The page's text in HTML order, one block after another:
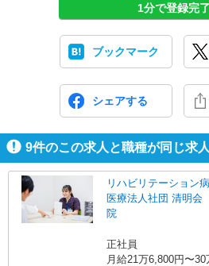
1分で登録完
ブックマーク
シェアする
9件のこの求人と職種が同じ求人
リハビリテーション
医療法人社団 清明
院
正社員
月給21万6,800円〜